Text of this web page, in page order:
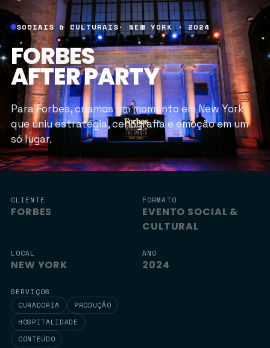
SOCIAIS & CULTURAIS· NEW YORK · 2024
FORBES
AFTER PARTY
Para Forbes, criamos um momento em New York
que uniu estratégia, cenografia e emoção em um
só lugar.
CLIENTE
FORBES
FORMATO
EVENTO SOCIAL &
CULTURAL
LOCAL
NEW YORK
ANO
2024
SERVIÇOS
CURADORIA
PRODUÇÃO
HOSPITALIDADE
CONTEÚDO